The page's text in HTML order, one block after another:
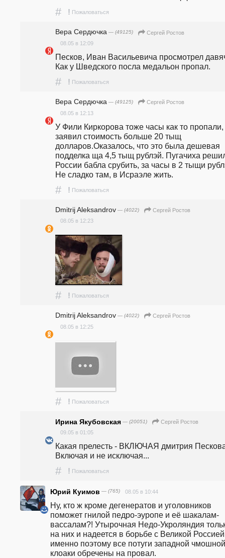
# ! Пожаловаться
Вера Сердючка — (49125)
Сергей Ростов
08.05 в 12:09
Песков, Иван Васильевича просмотрел
Как у Шведского посла медальон пропал.
# ! Пожаловаться
Вера Сердючка — (49125)
Сергей Ростов
08.05 в 12:13
У Фили Киркорова тоже часы как то пропали,
заявил стоимость больше 20 тыщ
долларов.Оказалось, что это была дешевая
подделка ща 4,5 тыщ рублэй. Пугачиха
России бабла срубить, за часы в 2 тыщи
Не сладко там, в Исраэле жить.
# ! Пожаловаться
Dmitrij Aleksandrov — (4022)
Сергей Ростов
08.05 в 12:23
# ! Пожаловаться
Dmitrij Aleksandrov — (4022)
Сергей Ростов
08.05 в 12:25
# ! Пожаловаться
Ирина Якубовская — (20051)
Сергей Ростов
09.05 в 01:05
Какая прелесть - ВКЛЮЧАЯ дмитрия
Включая и не исключая...
# ! Пожаловаться
Юрий Куимов — (765) 08.05 в 10:44
Ну, кто ж кроме дегенератов и уголовников
поможет гнилой педро-эуропе и её шакалам-
вассалам?! Утырочная Недо-Укроляндия
на них и надеется в борьбе с Великой
именно поэтому все потуги западной чмошной
клоаки обречены на провал.